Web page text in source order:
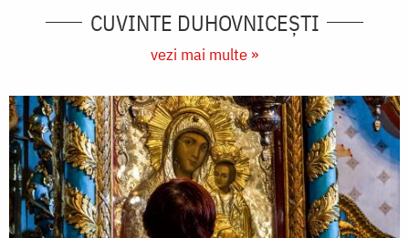
CUVINTE DUHOVNICEȘTI
vezi mai multe »